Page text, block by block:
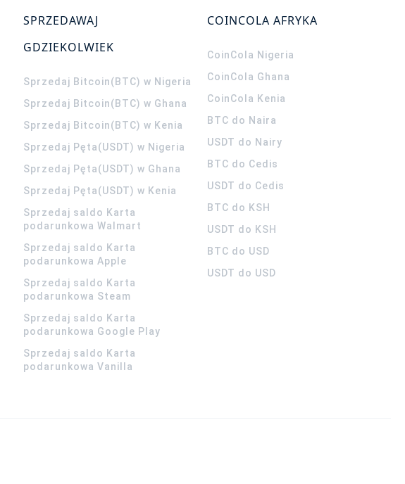
SPRZEDAWAJ
GDZIEKOLWIEK
Sprzedaj Bitcoin(BTC) w Nigeria
Sprzedaj Bitcoin(BTC) w Ghana
Sprzedaj Bitcoin(BTC) w Kenia
Sprzedaj Pęta(USDT) w Nigeria
Sprzedaj Pęta(USDT) w Ghana
Sprzedaj Pęta(USDT) w Kenia
Sprzedaj saldo Karta
podarunkowa Walmart
Sprzedaj saldo Karta
podarunkowa Apple
Sprzedaj saldo Karta
podarunkowa Steam
Sprzedaj saldo Karta
podarunkowa Google Play
Sprzedaj saldo Karta
podarunkowa Vanilla
COINCOLA AFRYKA
CoinCola Nigeria
CoinCola Ghana
CoinCola Kenia
BTC do Naira
USDT do Nairy
BTC do Cedis
USDT do Cedis
BTC do KSH
USDT do KSH
BTC do USD
USDT do USD